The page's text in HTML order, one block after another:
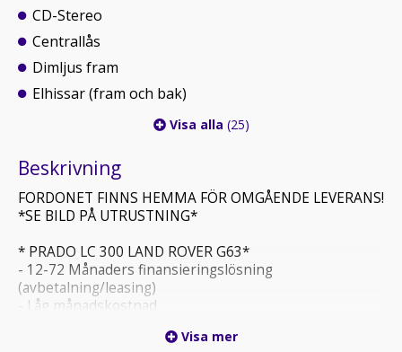
CD-Stereo
Centrallås
Dimljus fram
Elhissar (fram och bak)
Visa alla (25)
Beskrivning
FORDONET FINNS HEMMA FÖR OMGÅENDE LEVERANS!
*SE BILD PÅ UTRUSTNING*
* PRADO LC 300 LAND ROVER G63*
- 12-72 Månaders finansieringslösning
(avbetalning/leasing)
- Låg månadskostnad
- Möjlighet teckna 12-36 Mån omfattande bilgaranti,
Visa mer